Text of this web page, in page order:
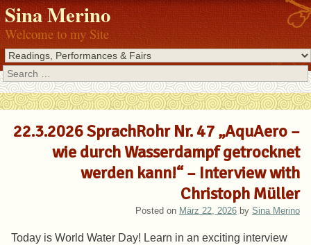
Sina Merino
Welcome to my Site
Search
22.3.2026 SprachRohr Nr. 47 „AquAero –
wie durch Wasserdampf getrocknet
werden kann!“ – Interview with
Christoph Müller
Posted on März 22, 2026 by Sina Merino
Today is World Water Day! Learn in an exciting interview